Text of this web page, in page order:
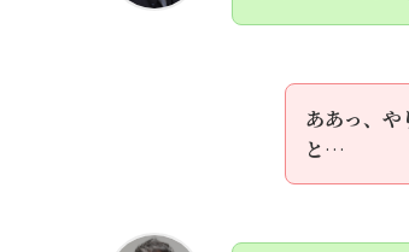
ああっ、
と…